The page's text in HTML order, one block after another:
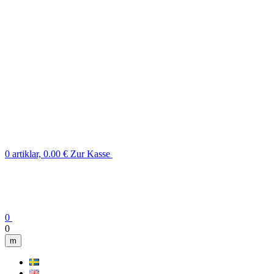
0 artiklar, 0.00 € Zur Kasse
0
0
m